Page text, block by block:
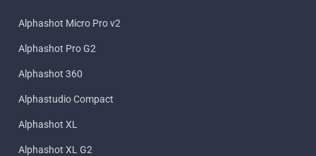
Alphashot Micro Pro v2
Alphashot Pro G2
Alphashot 360
Alphastudio Compact
Alphashot XL
Alphashot XL G2